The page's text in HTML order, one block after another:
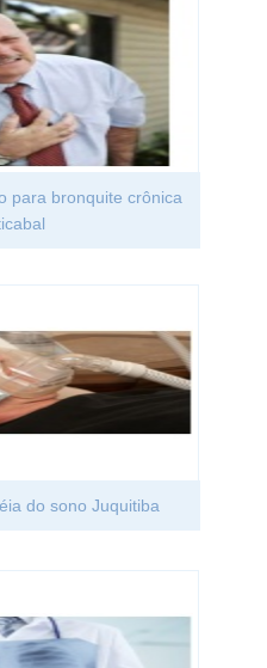
para bronquite crônica
do sono Juquitiba